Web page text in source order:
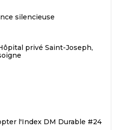
silencieuse
privé Saint-Joseph,
l'Index DM Durable #24